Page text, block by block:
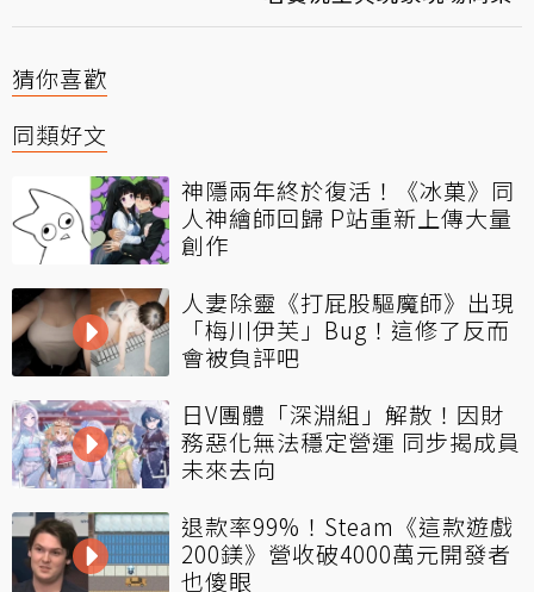
猜你喜歡
同類好文
神隱兩年終於復活！《冰菓》同
人神繪師回歸 P站重新上傳大量
創作
人妻除靈《打屁股驅魔師》出現
「梅川伊芙」Bug！這修了反而
會被負評吧
日V團體「深淵組」解散！因財
務惡化無法穩定營運 同步揭成員
未來去向
退款率99%！Steam《這款遊戲
200鎂》營收破4000萬元開發者
也傻眼